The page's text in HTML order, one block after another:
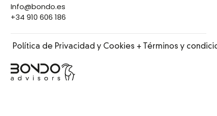
Info@bondo.es
+34 910 606 186
Política de Privacidad y Cookies + Términos y